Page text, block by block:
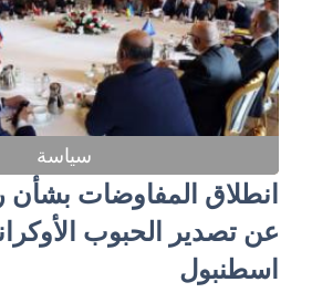
سياسة
انطلاق المفاوضات بشأن
عن تصدير الحبوب
اسطنبول